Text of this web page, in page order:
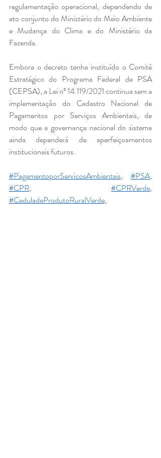
regulamentação operacional, dependendo de
ato conjunto do Ministério do Meio Ambiente
e Mudança do Clima e do Ministério da
Fazenda.
Embora o decreto tenha instituído o Comitê
Estratégico do Programa Federal de PSA
(CEPSA), a Lei nº 14.119/2021 continua sem a
implementação do Cadastro Nacional de
Pagamentos por Serviços Ambientais, de
modo que a governança nacional do sistema
ainda dependerá de aperfeiçoamentos
institucionais futuros.
#PagamentoporServicosAmbientais, #PSA
#CPR, #CPRVerde
#CeduladeProdutoRuralVerde